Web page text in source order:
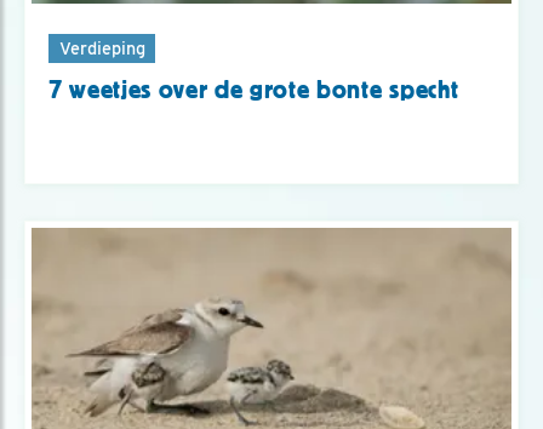
Verdieping
7 weetjes over de grote bonte specht